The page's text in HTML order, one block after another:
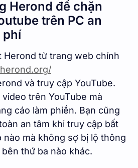
Herond để chặn
trên PC an
phí
Herond từ trang web chính
và truy cập YouTube.
trên YouTube mà
cáo làm phiền. Bạn cũng
an tâm khi truy cập bất
nào mà không sợ bị lộ thông
thứ ba nào khác.